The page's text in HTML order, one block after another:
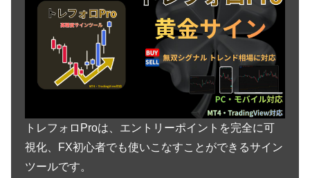
トレフォロProは、エントリーポイントを完全に可
視化、FX初心者でも使いこなすことができるサイン
ツールです。